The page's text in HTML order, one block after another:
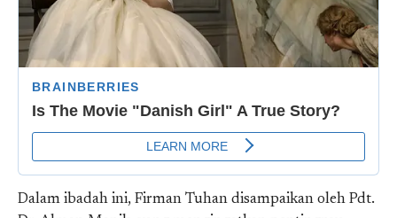
Dalam ibadah ini, Firman Tuhan disampaikan oleh Pdt.